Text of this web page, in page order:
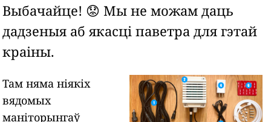
Выбачайце! 😟 Мы не можам даць
дадзеныя аб якасці паветра для гэтай
краіны.
Там няма ніякіх
вядомых
маніторынгаў